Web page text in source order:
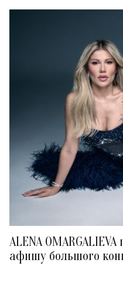
ALENA
афишу большого